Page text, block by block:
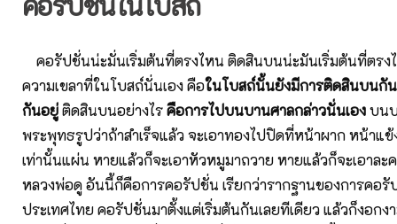
คอรัปชั่นน่ะมั่นเริ่มต้นที่ตรงไหน ติดสินบนน่ะมันเริ่มต้นที่ตรง
ความเขลาที่ในโบสถ์นั่นเอง คือในโบสถ์นั้นยังมีการติดสินบนกั
กันอยู่ติดสินบนอย่างไรคือการไปบนบานศาลกล่าวนั่นเองบน
พระพุทธรูปว่าถ้าสำเร็จแล้ว จะเอาทองไปปิดที่หน้าผาก หน้าแ
เท่านั้นแผ่น หายแล้วก็จะเอาหัวหมูมาถวาย หายแล้วก็จะเอาละ
หลวงพ่อดู อันนี้ก็คือการคอรัปชั่น เรียกว่ารากฐานของการคอรั
ประเทศไทย คอรัปชั่นมาตั้งแต่เริ่มต้นกันเลยทีเดียว แล้วก็งอกง